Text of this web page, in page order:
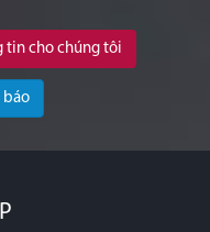
tin cho chúng tôi
báo